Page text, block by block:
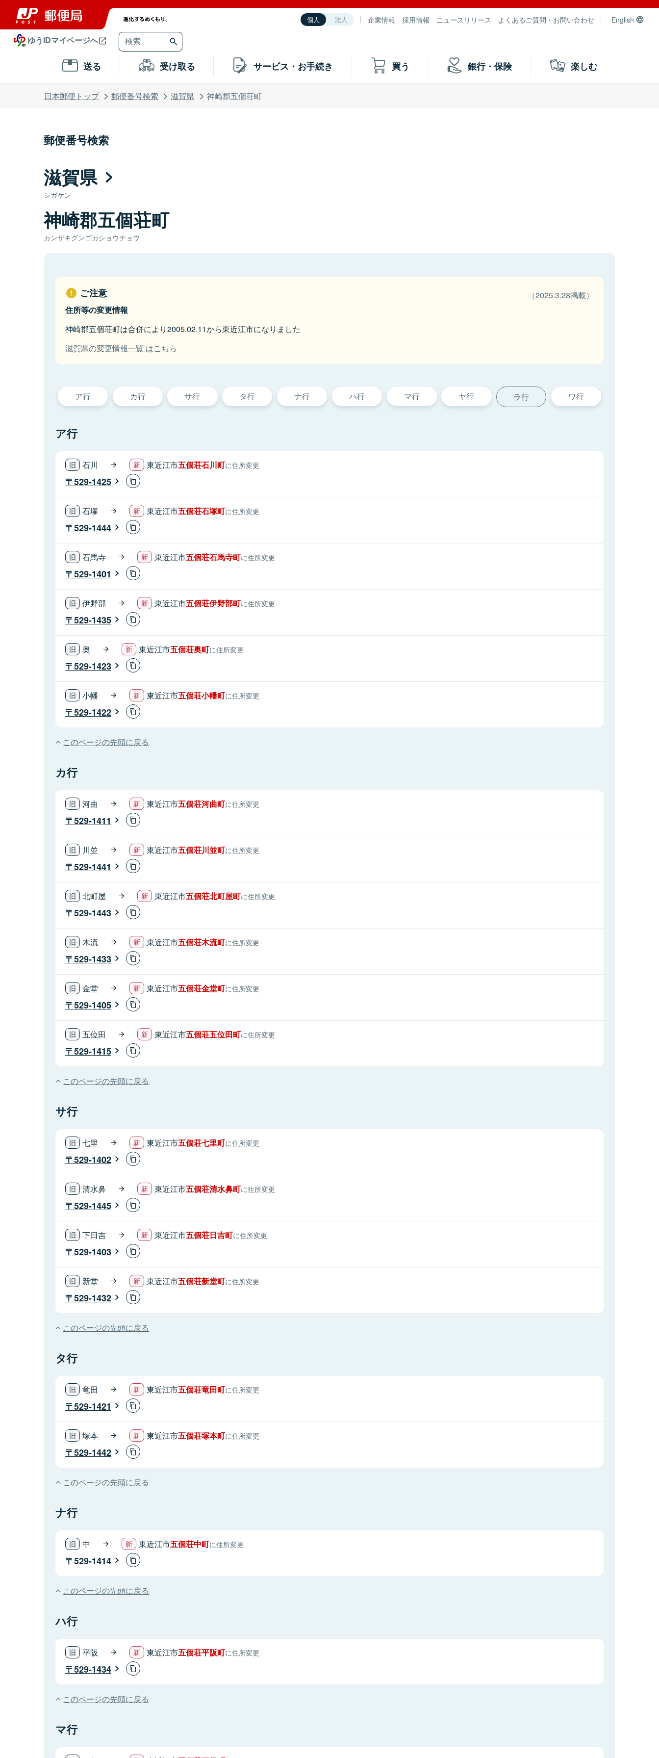
個人 法人 企業情報 採用情報 ニュースリリース よくあるご質問・お問い合わせ English
ゆうIDマイページへ
送る 受け取る サービス・お手続き 買う 銀行・保険 楽しむ
日本郵便トップ 郵便番号検索 滋賀県 神崎郡五個荘町
郵便番号検索
滋賀県
シガケン
神崎郡五個荘町
カンザキグンゴカショウチョウ
ご注意
（2025.3.28掲載）
住所等の変更情報
神崎郡五個荘町は合併により2005.02.11から東近江市になりました
滋賀県の変更情報一覧 はこちら
ア行 カ行 サ行 タ行 ナ行 ハ行 マ行 ヤ行 ラ行 ワ行
ア行
石川 東近江市五個荘石川町に住所変更
529-1425
石塚 東近江市五個荘石塚町に住所変更
529-1444
石馬寺 東近江市五個荘石馬寺町に住所変更
529-1401
伊野部 東近江市五個荘伊野部町に住所変更
529-1435
奥 東近江市五個荘奥町に住所変更
529-1423
小幡 東近江市五個荘小幡町に住所変更
529-1422
このページの先頭に戻る
カ行
河曲 東近江市五個荘河曲町に住所変更
529-1411
川並 東近江市五個荘川並町に住所変更
529-1441
北町屋 東近江市五個荘北町屋町に住所変更
529-1443
木流 東近江市五個荘木流町に住所変更
529-1433
金堂 東近江市五個荘金堂町に住所変更
529-1405
五位田 東近江市五個荘五位田町に住所変更
529-1415
このページの先頭に戻る
サ行
七里 東近江市五個荘七里町に住所変更
529-1402
清水鼻 東近江市五個荘清水鼻町に住所変更
529-1445
下日吉 東近江市五個荘日吉町に住所変更
529-1403
新堂 東近江市五個荘新堂町に住所変更
529-1432
このページの先頭に戻る
タ行
竜田 東近江市五個荘竜田町に住所変更
529-1421
塚本 東近江市五個荘塚本町に住所変更
529-1442
このページの先頭に戻る
ナ行
中 東近江市五個荘中町に住所変更
529-1414
このページの先頭に戻る
ハ行
平阪 東近江市五個荘平阪町に住所変更
529-1434
このページの先頭に戻る
マ行